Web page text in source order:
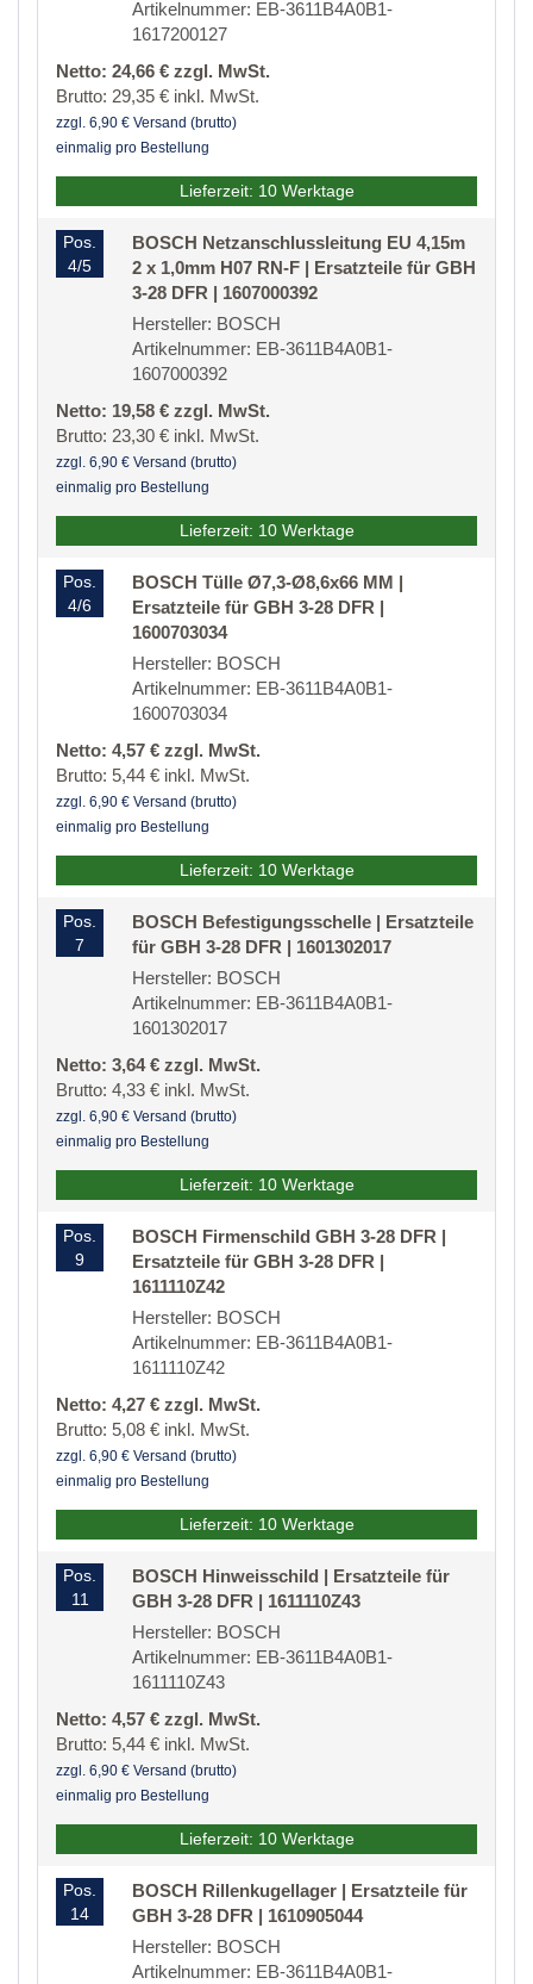
Artikelnummer: EB-3611B4A0B1-
1617200127
Netto: 24,66 € zzgl. MwSt.
Brutto: 29,35 € inkl. MwSt.
zzgl. 6,90 € Versand (brutto)
einmalig pro Bestellung
Lieferzeit: 10 Werktage
Pos.
4/5
BOSCH Netzanschlussleitung EU 4,15m
2 x 1,0mm H07 RN-F | Ersatzteile für GBH
3-28 DFR | 1607000392
Hersteller: BOSCH
Artikelnummer: EB-3611B4A0B1-
1607000392
Netto: 19,58 € zzgl. MwSt.
Brutto: 23,30 € inkl. MwSt.
zzgl. 6,90 € Versand (brutto)
einmalig pro Bestellung
Lieferzeit: 10 Werktage
Pos.
4/6
BOSCH Tülle Ø7,3-Ø8,6x66 MM |
Ersatzteile für GBH 3-28 DFR |
1600703034
Hersteller: BOSCH
Artikelnummer: EB-3611B4A0B1-
1600703034
Netto: 4,57 € zzgl. MwSt.
Brutto: 5,44 € inkl. MwSt.
zzgl. 6,90 € Versand (brutto)
einmalig pro Bestellung
Lieferzeit: 10 Werktage
Pos.
7
BOSCH Befestigungsschelle | Ersatzteile
für GBH 3-28 DFR | 1601302017
Hersteller: BOSCH
Artikelnummer: EB-3611B4A0B1-
1601302017
Netto: 3,64 € zzgl. MwSt.
Brutto: 4,33 € inkl. MwSt.
zzgl. 6,90 € Versand (brutto)
einmalig pro Bestellung
Lieferzeit: 10 Werktage
Pos.
9
BOSCH Firmenschild GBH 3-28 DFR |
Ersatzteile für GBH 3-28 DFR |
1611110Z42
Hersteller: BOSCH
Artikelnummer: EB-3611B4A0B1-
1611110Z42
Netto: 4,27 € zzgl. MwSt.
Brutto: 5,08 € inkl. MwSt.
zzgl. 6,90 € Versand (brutto)
einmalig pro Bestellung
Lieferzeit: 10 Werktage
Pos.
11
BOSCH Hinweisschild | Ersatzteile für
GBH 3-28 DFR | 1611110Z43
Hersteller: BOSCH
Artikelnummer: EB-3611B4A0B1-
1611110Z43
Netto: 4,57 € zzgl. MwSt.
Brutto: 5,44 € inkl. MwSt.
zzgl. 6,90 € Versand (brutto)
einmalig pro Bestellung
Lieferzeit: 10 Werktage
Pos.
14
BOSCH Rillenkugellager | Ersatzteile für
GBH 3-28 DFR | 1610905044
Hersteller: BOSCH
Artikelnummer: EB-3611B4A0B1-